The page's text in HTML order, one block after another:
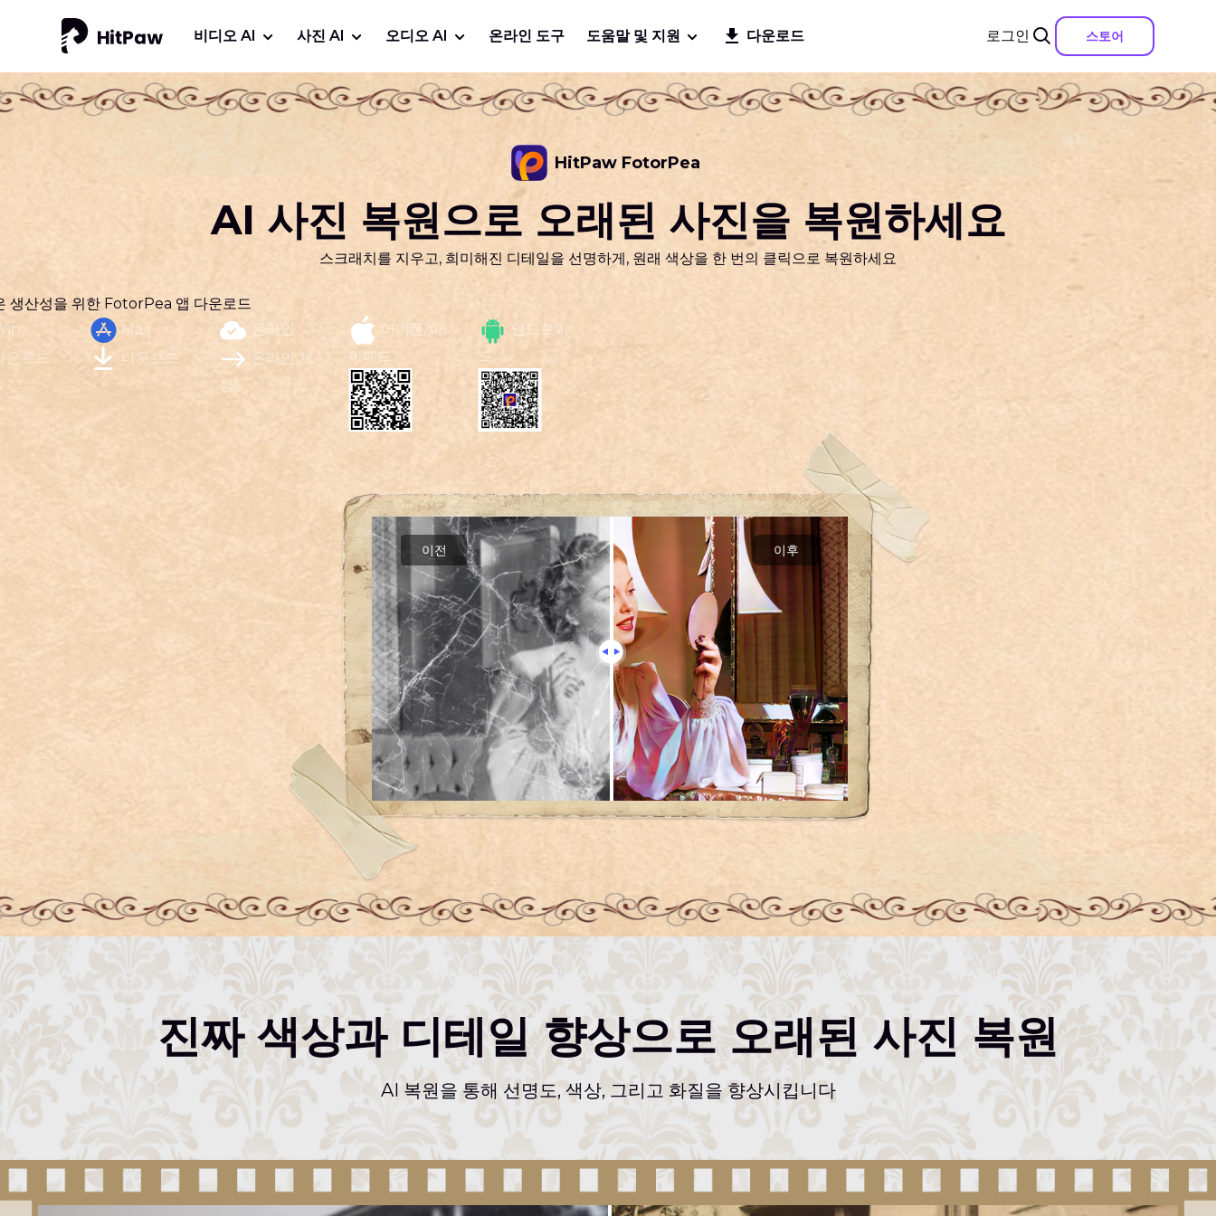
로그인 스토어
비디오 AI 사진 AI 오디오 AI 온라인 도구 도움말 및 지원 다운로드
HitPaw FotorPea
AI 사진 복원으로 오래된 사진을 복원하세요
스크래치를 지우고, 희미해진 디테일을 선명하게, 원래 색상을 한 번의 클릭으로 복원하세요
생산성을 위한 FotorPea 앱 다운로드
운로드
Mac
다운로드
온라인
온라인 체
험
아이폰/아
이패드
안드로이
드
이전 이후
진짜 색상과 디테일 향상으로 오래된 사진 복원
AI 복원을 통해 선명도, 색상, 그리고 화질을 향상시킵니다